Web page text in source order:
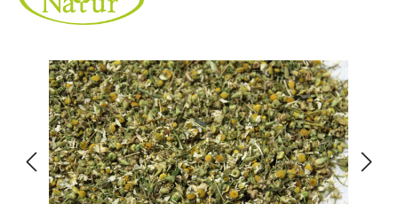
Bildergalerie überspringen